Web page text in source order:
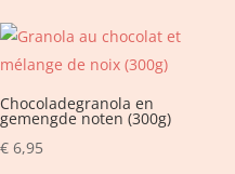
Chocoladegranola en
gemengde noten (300g)
€ 6,95